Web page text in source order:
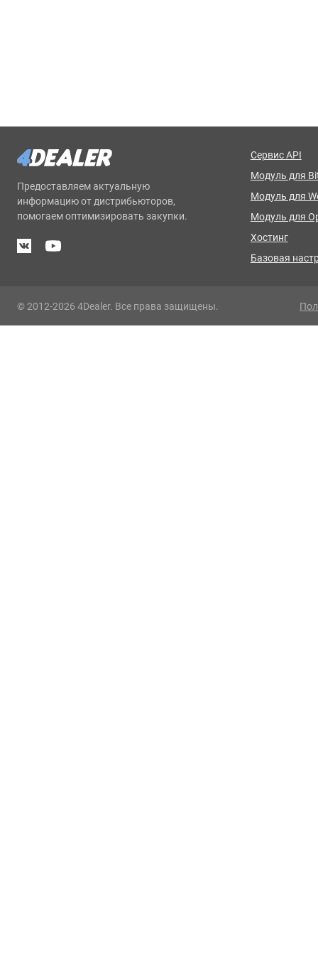
Предоставляем актуальную
информацию от дистрибьюторов,
помогаем оптимизировать закупки.
Сервис API
Модуль для
Модуль для
Модуль для
Хостинг
Базовая
© 2012-2026 4Dealer. Все права защищены.